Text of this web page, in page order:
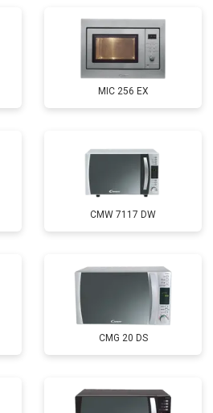
MIC 256 EX
CMW 7117 DW
CMG 20 DS